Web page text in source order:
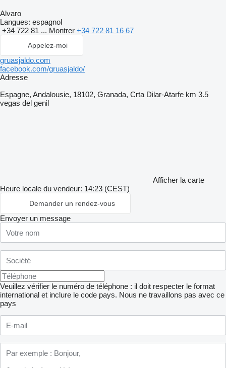
Alvaro
Langues: espagnol
+34 722 81 ... Montrer +34 722 81 16 67
Appelez-moi
gruasjaldo.com
facebook.com/gruasjaldo/
Adresse
Espagne, Andalousie, 18102, Granada, Crta Dilar-Atarfe km 3.5
vegas del genil
Afficher la carte
Heure locale du vendeur: 14:23 (CEST)
Demander un rendez-vous
Envoyer un message
Veuillez vérifier le numéro de téléphone : il doit respecter le format
international et inclure le code pays. Nous ne travaillons pas avec ce
pays